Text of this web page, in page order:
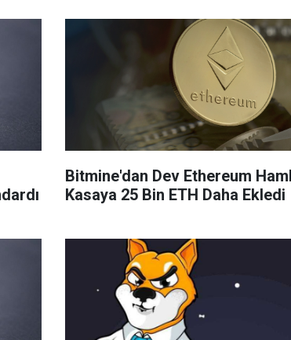
Bitmine'dan Dev Ethereum
Kasaya 25 Bin ETH Daha Ekledi